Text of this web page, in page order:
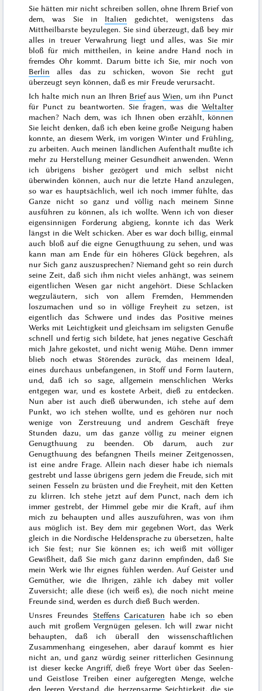
Sie hätten mir nicht schreiben sollen, ohne Ihrem Brief von
dem, was Sie in Italien gedichtet, wenigstens das
Mittheilbarste beyzulegen. Sie sind überzeugt, daß bey mir
alles in treuer Verwahrung liegt und alles, was Sie mir
bloß für mich mittheilen, in keine andre Hand noch in
fremdes Ohr kommt. Darum bitte ich Sie, mir noch von
Berlin alles das zu schicken, wovon Sie recht gut
überzeugt seyn können, daß es mir Freude verursacht.
Ich halte mich nun an Ihren BriefausWien, um ihn Punct
für Punct zu beantworten. Sie fragen, was die Weltalter
machen? Nach dem, was ich Ihnen oben erzählt, können
Sie leicht denken, daß ich eben keine große Neigung haben
konnte, an diesem Werk, imvorigen Winter und Frühling,
zu arbeiten. Auch meinen ländlichen Aufenthalt mußte ich
mehr zu Herstellung meiner Gesundheit anwenden. Wenn
ich übrigens bisher gezögert und mich selbst nicht
überwinden können, auch nur die letzte Hand anzulegen,
so war es hauptsächlich, weil ich noch immer fühlte, das
Ganze nicht soganz und völlignach meinem Sinne
ausführen zu können, als ich wollte. Wenn ich von dieser
eigensinnigen Forderung abgieng, konnte ich das Werk
längst in die Welt schicken. Aber es war doch billig, einmal
auch bloß auf die eigne Genugthuung zu sehen, und was
kann man am Ende für ein höheres Glück begehren, als
nur Sich ganz auszusprechen? Niemand geht so rein durch
seine Zeit, daß sich ihm nicht vieles anhängt, was seinem
eigentlichen Wesen gar nicht angehört. Diese Schlacken
wegzuläutern, sich von allem Fremden, Hemmenden
loszumachen und so in völlige Freyheit zu setzen, ist
eigentlich das Schwere und indes das Positive meines
Werks mit Leichtigkeit und gleichsam im seligsten Genuße
schnell und fertig sich bildete, hat jenes negative Geschäft
mich Jahre gekostet, und nicht wenig Mühe. Denn immer
blieb noch etwas Störendes zurück, das meinem Ideal,
eines durchaus unbefangenen, in Stoff und Form lautern,
und, daß ich so sage, allgemein menschlichen Werks
entgegen war, und es kostete Arbeit, dieß zu entdecken.
Nun aber ist auch dieß überwunden, ich stehe auf dem
Punkt, wo ich stehen wollte, und es gehören nur noch
wenige von Zerstreuung und andrem Geschäft freye
Stunden dazu, um das ganze völlig zu meiner eignen
Genugthuung zu beenden. Ob darum, auch zur
Genugthuung des befangnen Theils meiner Zeitgenossen,
ist eine andre Frage. Allein nach dieser habe ich niemals
gestrebt und lasse übrigens gern jedem die Freude, sich mit
seinen Fesseln zu brüsten und die Freyheit, mit den Ketten
zu klirren. Ich stehe jetzt auf dem Punct, nach dem ich
immer gestrebt, der Himmel gebe mir die Kraft, auf ihm
mich zu behaupten und alles auszuführen, was von ihm
aus möglich ist. Bey dem mir gegebnen Wort, das Werk
gleich in die Nordische Heldensprache zu übersetzen, halte
ich Sie fest; nur Sie können es; ich weiß mit völliger
Gewißheit, daß Sie mich ganz darinn empfinden, daß Sie
mein Werk wie Ihr eignes fühlen werden. Auf Geister und
Gemüther, wie die Ihrigen, zähle ich dabey mit voller
Zuversicht; alle diese (ich weiß es), die noch nicht meine
Freunde sind, werden es durch dieß Buch werden.
Unsres Freundes Steffens Caricaturen habe ich so eben
auch mit großem Vergnügen gelesen. Ich will zwar nicht
behaupten, daß ich überall den wissenschaftlichen
Zusammenhang eingesehen, aber darauf kommt es hier
nicht an, und ganz würdig seiner ritterlichen Gesinnung
ist dieser kecke Angriff, dieß freye Wort über das Seelen-
und Geistlose Treiben einer aufgeregten Menge, welche
den leeren Verstand, die herzensarme Seichtigkeit, die sie